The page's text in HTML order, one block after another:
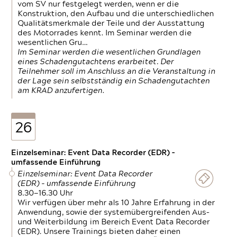
vom SV nur festgelegt werden, wenn er die
Konstruktion, den Aufbau und die unterschiedlichen
Qualitätsmerkmale der Teile und der Ausstattung
des Motorrades kennt. Im Seminar werden die
wesentlichen Gru…
Im Seminar werden die wesentlichen Grundlagen
eines Schadengutachtens erarbeitet. Der
Teilnehmer soll im Anschluss an die Veranstaltung in
der Lage sein selbstständig ein Schadengutachten
am KRAD anzufertigen.
26
Einzelseminar: Event Data Recorder (EDR) –
umfassende Einführung
Einzelseminar: Event Data Recorder
(EDR) – umfassende Einführung
8.30—16.30 Uhr
Wir verfügen über mehr als 10 Jahre Erfahrung in der
Anwendung, sowie der systemübergreifenden Aus-
und Weiterbildung im Bereich Event Data Recorder
(EDR). Unsere Trainings bieten daher einen